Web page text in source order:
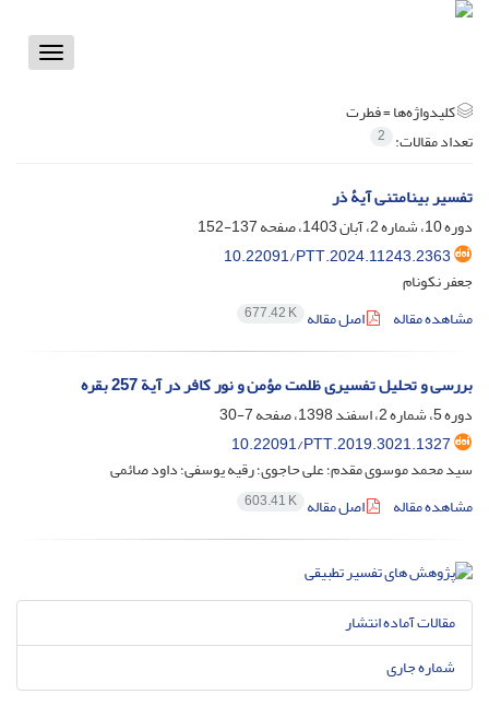
Toggle
کلیدواژه‌ها =فطرت
تعداد مقالات: 2
تفسیر بینامتنی آیۀ ذر
دوره 10، شماره 2، آبان 1403، صفحه
137-152
10.22091/PTT.2024.11243.2363
جعفر نکونام
مشاهده مقاله
اصل مقاله 677.42 K
بررسی و تحلیل تفسیری ظلمت مؤمن و نور کافر در آیة 257 بقره
دوره 5، شماره 2، اسفند 1398، صفحه
7-30
10.22091/PTT.2019.3021.1327
سید محمد موسوی مقدم؛ علی حاجوی؛ رقیه یوسفی؛ داود صائمی
مشاهده مقاله
اصل مقاله 603.41 K
مقالات آماده انتشار
شماره جاری